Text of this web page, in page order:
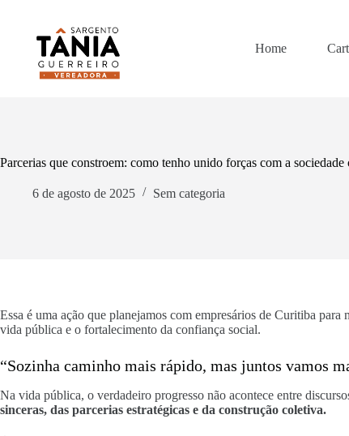
Home
Parcerias que constroem: como tenho unido forças com a sociedade
6 de agosto de 2025 Sem categoria
Essa é uma ação que planejamos com empresários de Curitiba
vida pública e o fortalecimento da confiança social.
“Sozinha caminho mais rápido, mas juntos vamos
Na vida pública, o verdadeiro progresso não acontece entre
sinceras, das parcerias estratégicas e da construção coletiva.